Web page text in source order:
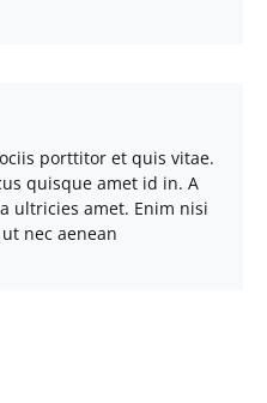
porttitor et quis vitae.
quisque amet id in. A
ultricies amet. Enim nisi
nec aenean